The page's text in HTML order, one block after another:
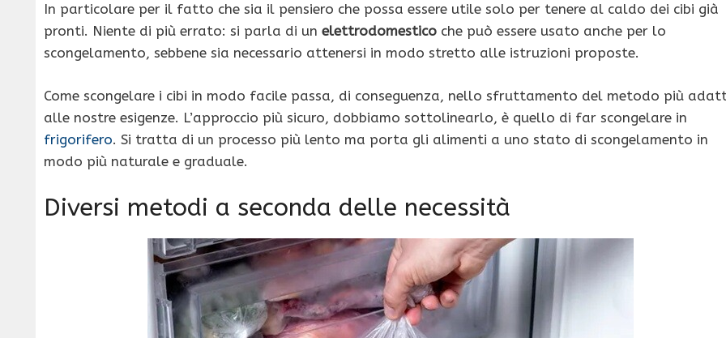
In particolare per il fatto che sia il pensiero che possa essere utile solo per tenere al caldo dei cibi già
pronti. Niente di più errato: si parla di un elettrodomestico che può essere usato anche per lo
scongelamento, sebbene sia necessario attenersi in modo stretto alle istruzioni proposte.
Come scongelare i cibi in modo facile passa, di conseguenza, nello sfruttamento del metodo più
alle nostre esigenze. L’approccio più sicuro, dobbiamo sottolinearlo, è quello di far scongelare in
frigorifero. Si tratta di un processo più lento ma porta gli alimenti a uno stato di scongelamento in
modo più naturale e graduale.
Diversi metodi a seconda delle necessità